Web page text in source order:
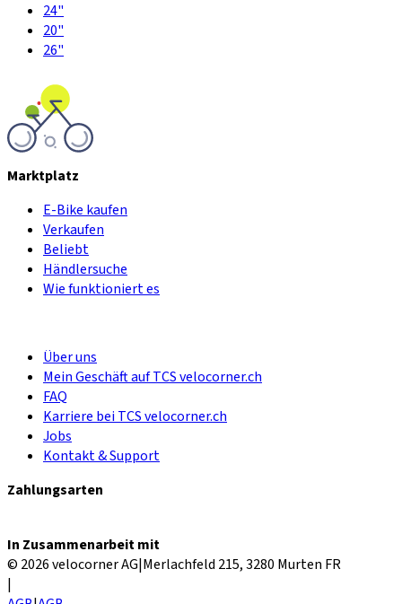
24"
20"
26"
Marktplatz
E-Bike kaufen
Verkaufen
Beliebt
Händlersuche
Wie funktioniert es
Über uns
Mein Geschäft auf TCS velocorner.ch
FAQ
Karriere bei TCS velocorner.ch
Jobs
Kontakt & Support
Zahlungsarten
In Zusammenarbeit mit
© 2026 velocorner AG|Merlachfeld 215, 3280 Murten FR
|